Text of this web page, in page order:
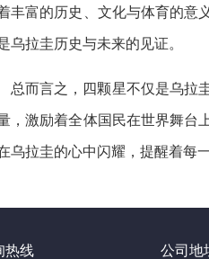
丰富的历史、文化与体育的意
乌拉圭历史与未来的见证。
总而言之，四颗星不仅是乌拉
，激励着全体国民在世界舞台
乌拉圭的心中闪耀，提醒着每
热线 公司地